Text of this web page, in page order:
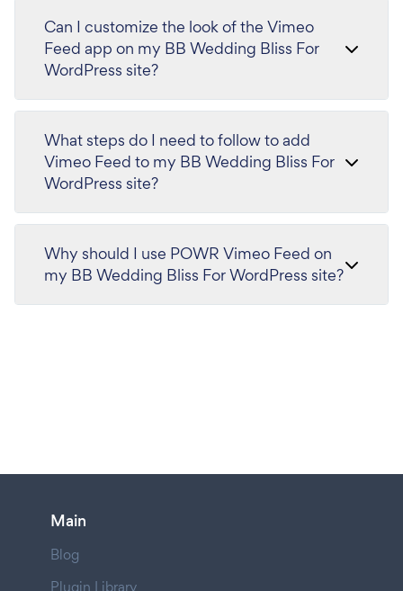
Can I customize the look of the Vimeo
Feed app on my BB Wedding Bliss For
WordPress site?
What steps do I need to follow to add
Vimeo Feed to my BB Wedding Bliss For
WordPress site?
Why should I use POWR Vimeo Feed on
my BB Wedding Bliss For WordPress site?
Main
Blog
Plugin Library